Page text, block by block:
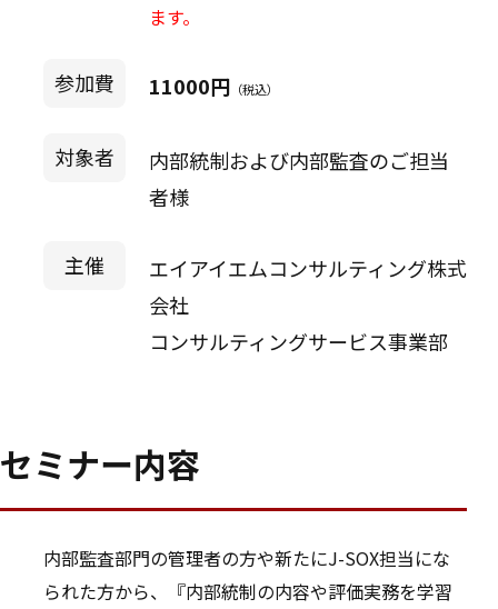
ます。
参加費 11000円 （税込）
対象者
内部統制および内部監査のご担当
者様
主催
エイアイエムコンサルティング株式
会社
コンサルティングサービス事業部
セミナー内容
内部監査部門の管理者の方や新たにJ-SOX担当にな
られた方から、『内部統制の内容や評価実務を学習